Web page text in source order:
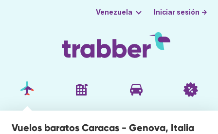
Venezuela Iniciar sesión →
Vuelos baratos Caracas - Genova, Italia